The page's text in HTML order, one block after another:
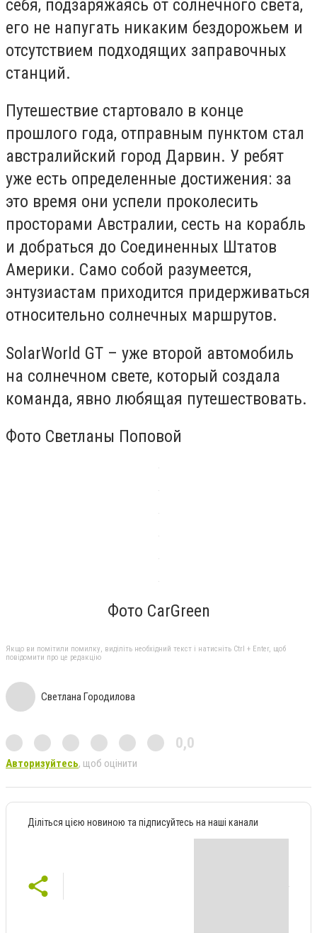
себя, подзаряжаясь от солнечного света,
его не напугать никаким бездорожьем и
отсутствием подходящих заправочных
станций.
Путешествие стартовало в конце
прошлого года, отправным пунктом стал
австралийский город Дарвин. У ребят
уже есть определенные достижения: за
это время они успели проколесить
просторами Австралии, сесть на корабль
и добраться до Соединенных Штатов
Америки. Само собой разумеется,
энтузиастам приходится придерживаться
относительно солнечных маршрутов.
SolarWorld GT – уже второй автомобиль
на солнечном свете, который создала
команда, явно любящая путешествовать.
Фото Светланы Поповой
Фото CarGreen
Якщо ви помітили помилку, виділіть необхідний текст і натисніть Ctrl + Enter, щоб
повідомити про це редакцію
Светлана Городилова
0,0
Авторизуйтесь, щоб оцінити
Діліться цією новиною та підписуйтесь на наші канали